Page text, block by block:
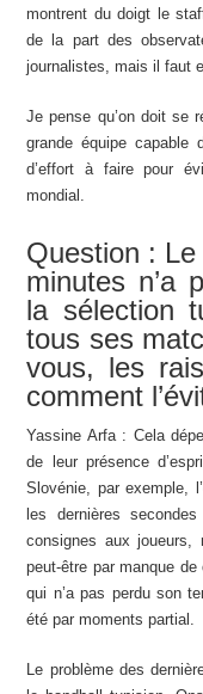
montrent du doigt le
de la part des
journalistes, mais il faut
Je pense qu’on doit se
grande équipe capable
d’effort à faire pour
mondial.
Question :
minutes n’a
la sélection
tous ses
vous, les
comment
Yassine Arfa : Cela
de leur présence
Slovénie, par exemple,
les dernières
consignes aux joueurs,
peut-être par manque
qui n’a pas perdu son
été par moments partial.
Le problème des